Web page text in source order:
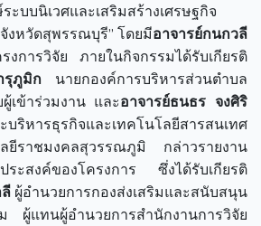
บบนิเวศและเสริมสร้างเศรษฐกิจ
งหวัดสุพรรณบุรี” โดยมีอาจารย์กนกวลี
งการวิจัย ภายในกิจกรรมได้รับเกียรติ
รุภูมิก นายกองค์การบริหารส่วนตำบล
เข้าร่วมงาน และอาจารย์ธนธร จงศิริ
หารธุรกิจและเทคโนโลยีสารสนเทศ
ลยีราชมงคลสุวรรณภูมิ กล่าวรายงาน
ระสงค์ของโครงการ ซึ่งได้รับเกียรติ
ผู้อำนวยการกองส่งเสริมและสนับสนุน
ผู้แทนผู้อำนวยการสำนักงานการวิจัย